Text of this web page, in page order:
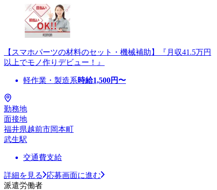
【スマホパーツの材料のセット・機械補助】『月収41.5万円
以上でモノ作りデビュー！』
軽作業・製造系時給1,500円〜
勤務地
面接地
福井県越前市岡本町
武生駅
交通費支給
詳細を見る
応募画面に進む
派遣労働者